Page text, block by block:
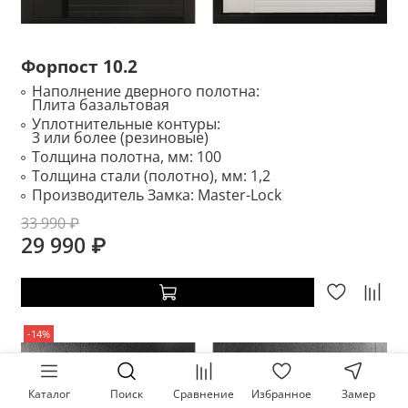
Форпост 10.2
Наполнение дверного полотна:
Плита базальтовая
Уплотнительные контуры:
3 или более (резиновые)
Толщина полотна, мм: 100
Толщина стали (полотно), мм: 1,2
Производитель Замка: Master-Lock
33 990 ₽
29 990 ₽
-14%
Каталог Поиск Сравнение Избранное Замер